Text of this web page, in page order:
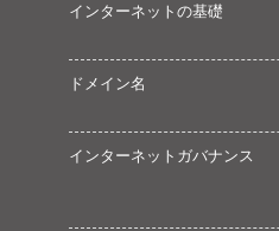
インターネットの基礎
ドメイン名
インターネットガバナンス